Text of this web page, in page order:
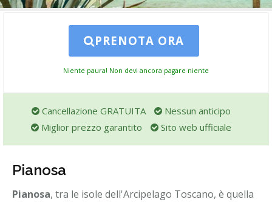
PRENOTA ORA
Niente paura! Non devi ancora pagare niente
Cancellazione GRATUITA
Nessun anticipo
Miglior prezzo garantito
Sito web ufficiale
Pianosa
Pianosa, tra le isole dell'Arcipelago Toscano, è quella